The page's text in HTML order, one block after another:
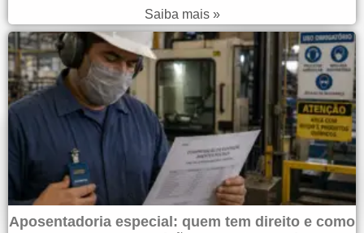
Saiba mais »
Aposentadoria especial: quem tem direito e como